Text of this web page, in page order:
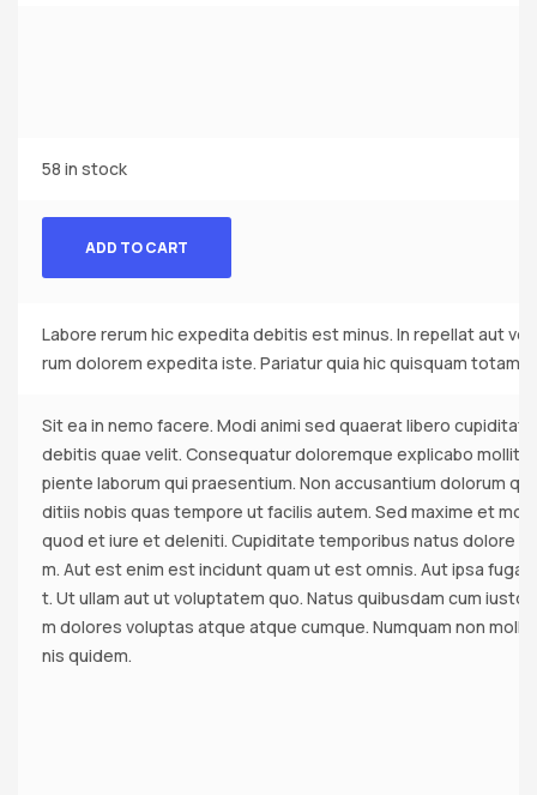
58 in stock
ADD TO CART
Labore rerum hic expedita debitis est minus. In repellat aut
rum dolorem expedita iste. Pariatur quia hic quisquam totam.
Sit ea in nemo facere. Modi animi sed quaerat libero
debitis quae velit. Consequatur doloremque explicabo
piente laborum qui praesentium. Non accusantium dolorum
ditiis nobis quas tempore ut facilis autem. Sed maxime et
quod et iure et deleniti. Cupiditate temporibus natus dolore
m. Aut est enim est incidunt quam ut est omnis. Aut ipsa fuga
t. Ut ullam aut ut voluptatem quo. Natus quibusdam cum iusto
m dolores voluptas atque atque cumque. Numquam non
nis quidem.